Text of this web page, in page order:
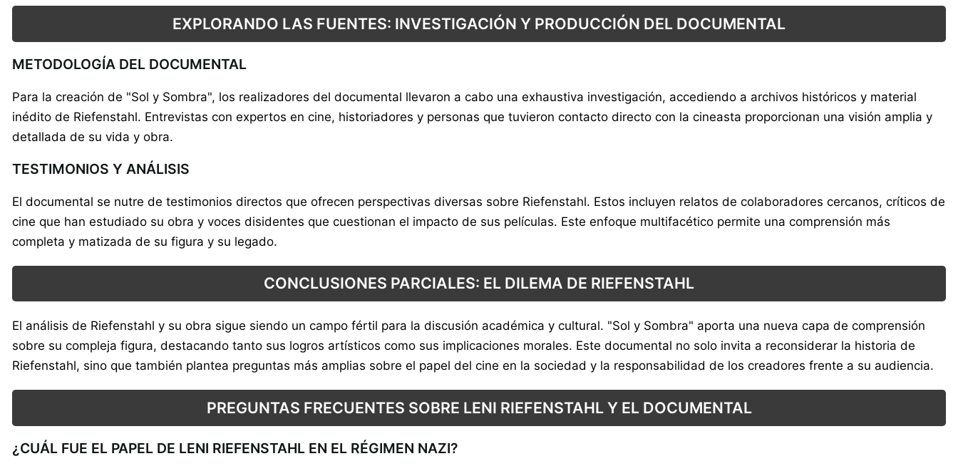
EXPLORANDO LAS FUENTES: INVESTIGACIÓN Y PRODUCCIÓN DEL DOCUMENTAL
METODOLOGÍA DEL DOCUMENTAL
Para la creación de "Sol y Sombra", los realizadores del documental llevaron a cabo una exhaustiva investigación, accediendo a archivos históricos y material
inédito de Riefenstahl. Entrevistas con expertos en cine, historiadores y personas que tuvieron contacto directo con la cineasta proporcionan una visión amplia y
detallada de su vida y obra.
TESTIMONIOS Y ANÁLISIS
El documental se nutre de testimonios directos que ofrecen perspectivas diversas sobre Riefenstahl. Estos incluyen relatos de colaboradores cercanos, críticos de
cine que han estudiado su obra y voces disidentes que cuestionan el impacto de sus películas. Este enfoque multifacético permite una comprensión más
completa y matizada de su figura y su legado.
CONCLUSIONES PARCIALES: EL DILEMA DE RIEFENSTAHL
El análisis de Riefenstahl y su obra sigue siendo un campo fértil para la discusión académica y cultural. "Sol y Sombra" aporta una nueva capa de comprensión
sobre su compleja figura, destacando tanto sus logros artísticos como sus implicaciones morales. Este documental no solo invita a reconsiderar la historia de
Riefenstahl, sino que también plantea preguntas más amplias sobre el papel del cine en la sociedad y la responsabilidad de los creadores frente a su audiencia.
PREGUNTAS FRECUENTES SOBRE LENI RIEFENSTAHL Y EL DOCUMENTAL
¿CUÁL FUE EL PAPEL DE LENI RIEFENSTAHL EN EL RÉGIMEN NAZI?